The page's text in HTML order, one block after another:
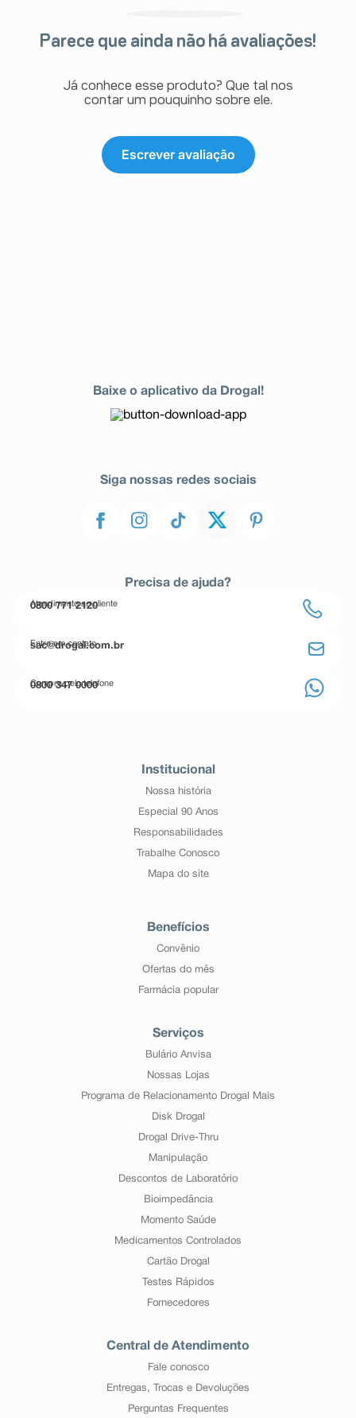
Parece que ainda não há avaliações!
Já conhece esse produto? Que tal nos
contar um pouquinho sobre ele.
Escrever avaliação
Baixe o aplicativo da Drogal!
Siga nossas redes sociais
Precisa de ajuda?
Atendimento ao cliente
0800 771 2120
Entre em contato
sac@drogal.com.br
Compre pelo telefone
0800 347 0000
Institucional
Nossa história
Especial 90 Anos
Responsabilidades
Trabalhe Conosco
Mapa do site
Benefícios
Convênio
Ofertas do mês
Farmácia popular
Serviços
Bulário Anvisa
Nossas Lojas
Programa de Relacionamento Drogal Mais
Disk Drogal
Drogal Drive-Thru
Manipulação
Descontos de Laboratório
Bioimpedância
Momento Saúde
Medicamentos Controlados
Cartão Drogal
Testes Rápidos
Fornecedores
Central de Atendimento
Fale conosco
Entregas, Trocas e Devoluções
Perguntas Frequentes